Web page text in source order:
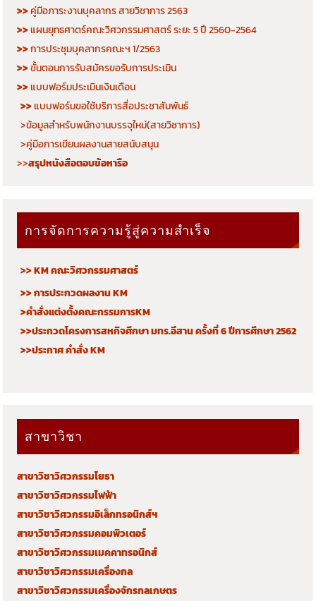
>>คู่มือภาระงานบุคลากร สายวิชาการ 2563
>>แผนยุทธศาตร์คณะวิศวกรรมศาสตร์ ระยะ 5 ปี 2560-2564
>>การประชุมบุคลากรคณะฯ 1/2563
>>ขั้นตอนการรับสมัครขอรับการประเมิน
>>แบบฟอร์มประเมินเงินเดือน
>>แบบฟอร์มขอใช้บริการสื่อประชาสัมพันธ์
>ข้อมูลสำหรับพนักงานบรรจุใหม่(สายวิชาการ)
>คู่มือการเขียนผลงานสายสนับสนุน
>>สรุปหนังสือตอบข้อหารือ
การจัดการความรู้สู่ความสำเร็จ
>> KM คณะวิศวกรรมศาสตร์
>> การประกวดผลงาน KM
>คำสั่งแต่งตั้งคณะกรรมการKM
>>ประกวดโครงการสหกิจศึกษา มทร.อีสาน ครั้งที่ 6 ปีการศึกษา 2562
>>ประกาศ คำสั่ง KM
สาขาวิชา
สาขาวิชาวิศวกรรมโยธา
สาขาวิชาวิศวกรรมไฟฟ้า
สาขาวิชาวิศวกรรมอิเล็กทรอนิกส์ฯ
สาขาวิชาวิศวกรรมคอมพิวเตอร์
สาขาวิชาวิศวกรรมเมคคาทรอนิกส์
สาขาวิชาวิศวกรรมเครื่องกล
สาขาวิชาวิศวกรรมเครื่องจักรกลเกษตร